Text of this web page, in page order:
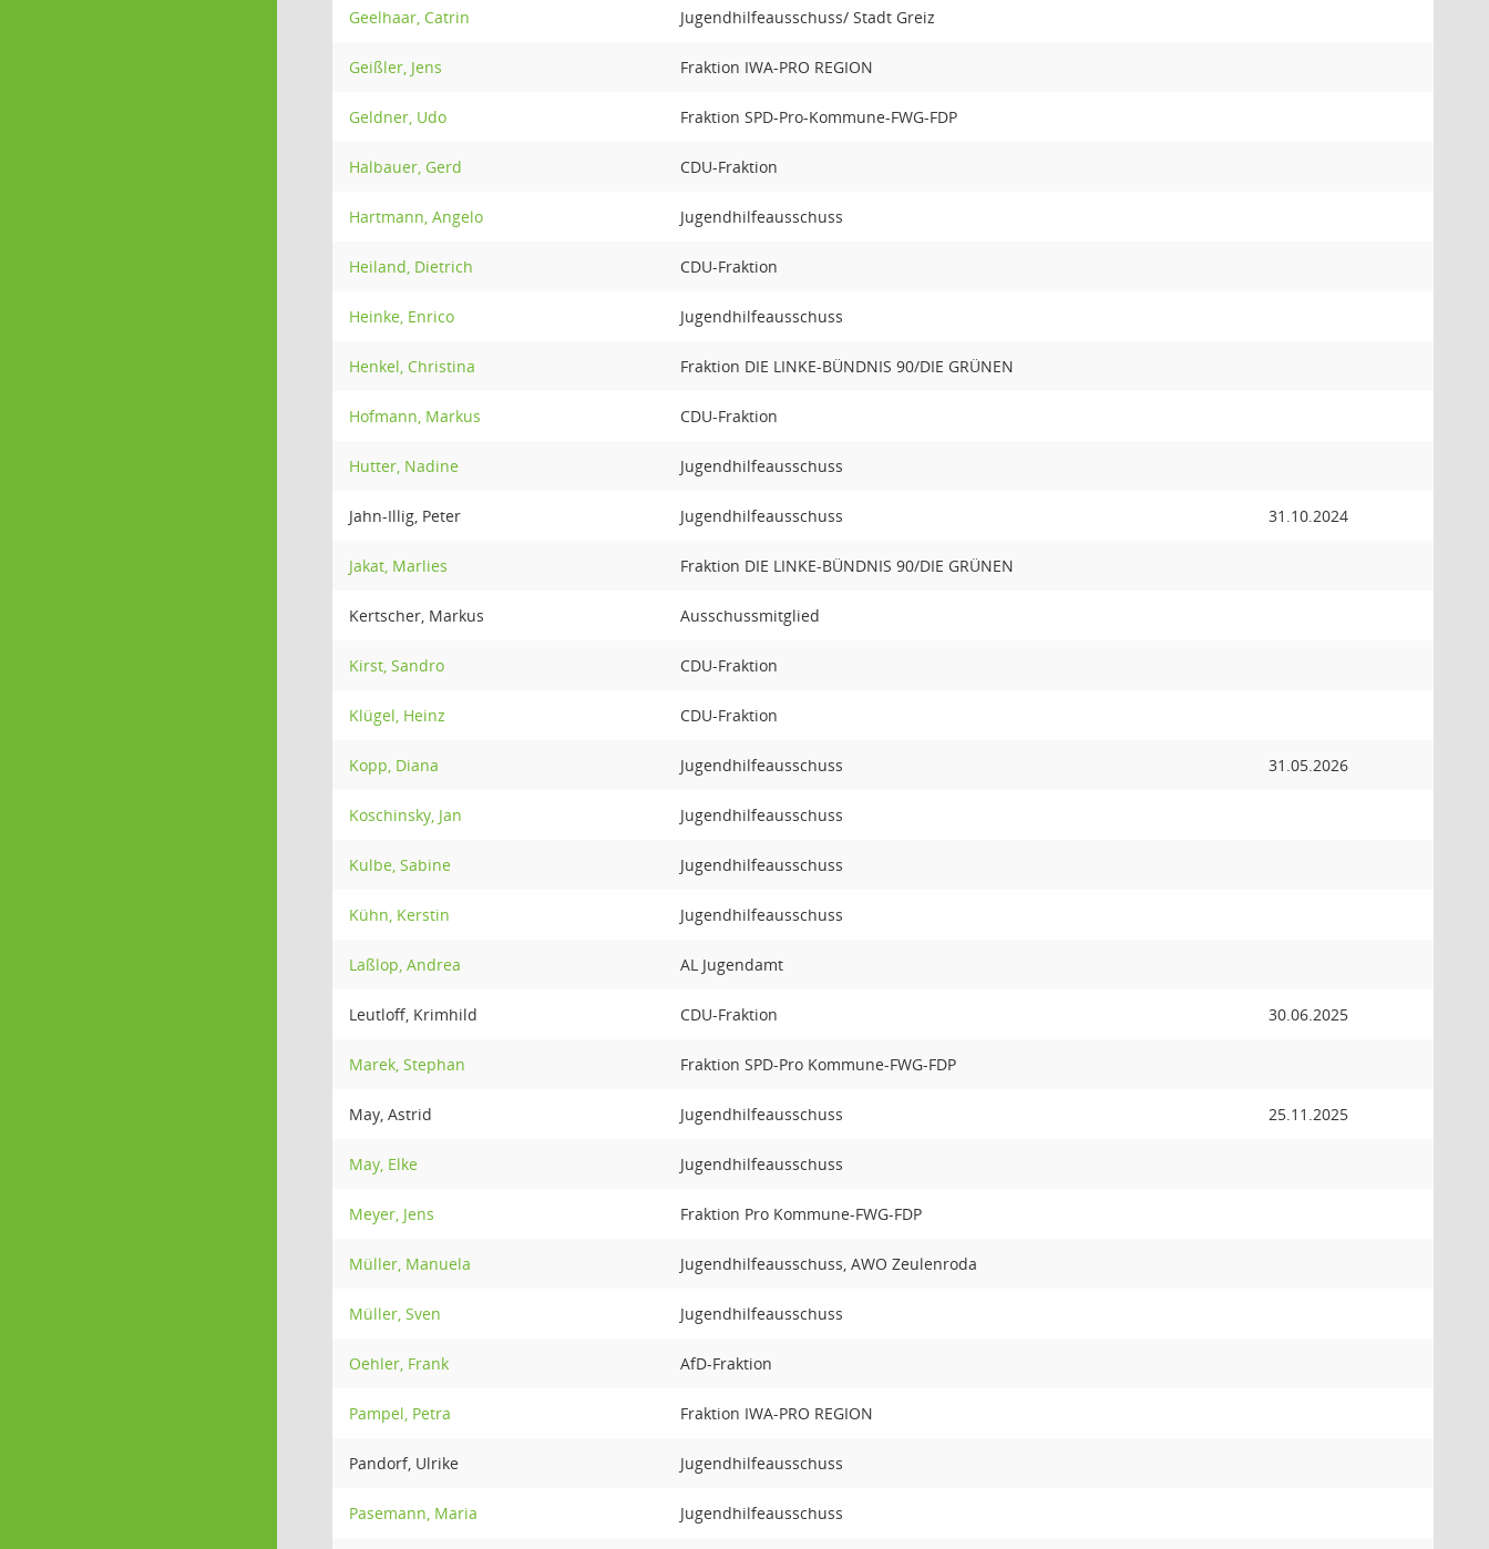
Geelhaar, Catrin Jugendhilfeausschuss/ Stadt Greiz
Geißler, Jens Fraktion IWA-PRO REGION
Geldner, Udo Fraktion SPD-Pro-Kommune-FWG-FDP
Halbauer, Gerd CDU-Fraktion
Hartmann, Angelo Jugendhilfeausschuss
Heiland, Dietrich CDU-Fraktion
Heinke, Enrico Jugendhilfeausschuss
Henkel, Christina Fraktion DIE LINKE-BÜNDNIS 90/DIE GRÜNEN
Hofmann, Markus CDU-Fraktion
Hutter, Nadine Jugendhilfeausschuss
Jahn-Illig, Peter Jugendhilfeausschuss 31.10.2024
Jakat, Marlies Fraktion DIE LINKE-BÜNDNIS 90/DIE GRÜNEN
Kertscher, Markus Ausschussmitglied
Kirst, Sandro CDU-Fraktion
Klügel, Heinz CDU-Fraktion
Kopp, Diana Jugendhilfeausschuss 31.05.2026
Koschinsky, Jan Jugendhilfeausschuss
Kulbe, Sabine Jugendhilfeausschuss
Kühn, Kerstin Jugendhilfeausschuss
Laßlop, Andrea AL Jugendamt
Leutloff, Krimhild CDU-Fraktion 30.06.2025
Marek, Stephan Fraktion SPD-Pro Kommune-FWG-FDP
May, Astrid Jugendhilfeausschuss 25.11.2025
May, Elke Jugendhilfeausschuss
Meyer, Jens Fraktion Pro Kommune-FWG-FDP
Müller, Manuela Jugendhilfeausschuss, AWO Zeulenroda
Müller, Sven Jugendhilfeausschuss
Oehler, Frank AfD-Fraktion
Pampel, Petra Fraktion IWA-PRO REGION
Pandorf, Ulrike Jugendhilfeausschuss
Pasemann, Maria Jugendhilfeausschuss